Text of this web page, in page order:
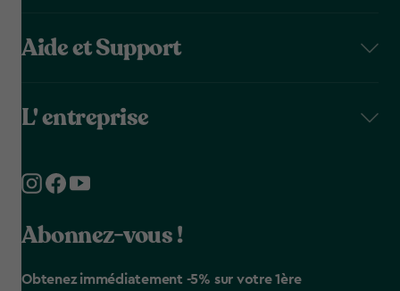
Aide et Support
L' entreprise
Abonnez-vous !
Obtenez immédiatement -5% sur votre 1ère